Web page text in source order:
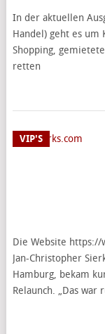
In der aktuellen
Handel) geht es um
Shopping,
retten
VIP'S
Die Website https://
Jan-Christopher
Hamburg, bekam
Relaunch. „Das